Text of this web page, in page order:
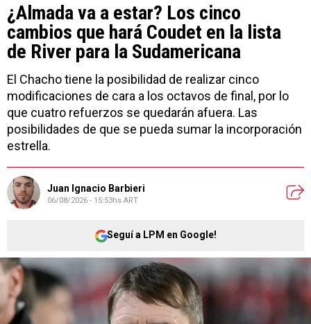
¿Almada va a estar? Los cinco
cambios que hará Coudet en la lista
de River para la Sudamericana
El Chacho tiene la posibilidad de realizar cinco
modificaciones de cara a los octavos de final, por lo
que cuatro refuerzos se quedarán afuera. Las
posibilidades de que se pueda sumar la incorporación
estrella.
Juan Ignacio Barbieri
06/08/2026 - 15:53hs ART
Seguí a LPM en Google!